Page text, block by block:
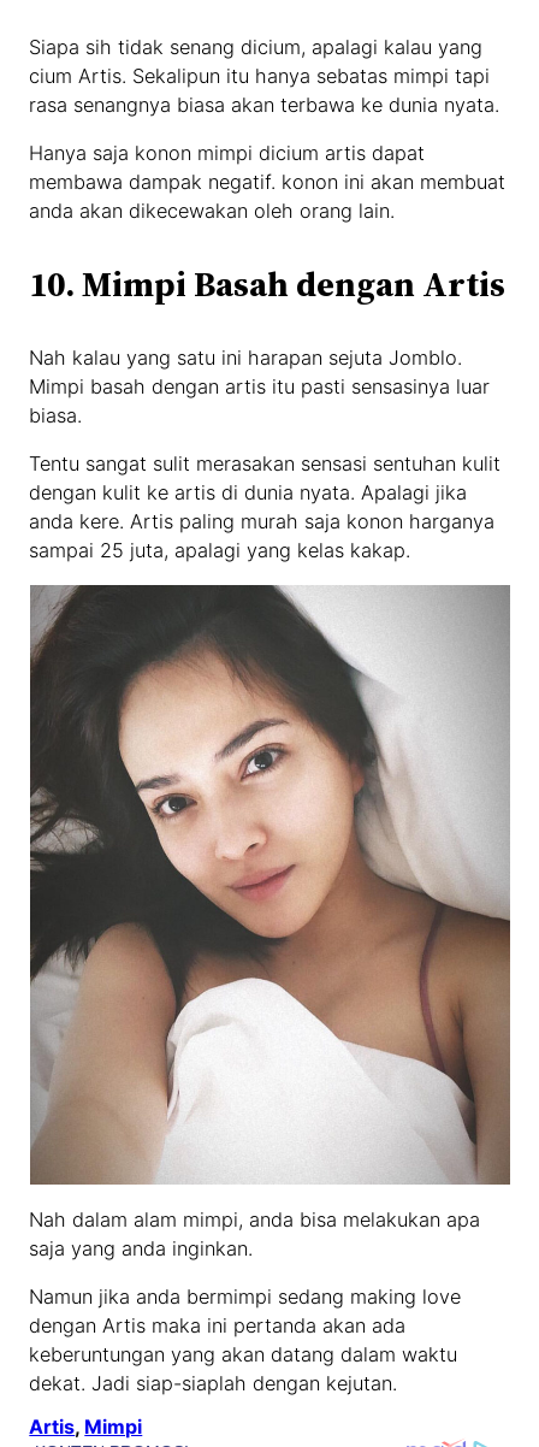
Siapa sih tidak senang dicium, apalagi kalau yang
cium Artis. Sekalipun itu hanya sebatas mimpi tapi
rasa senangnya biasa akan terbawa ke dunia nyata.
Hanya saja konon mimpi dicium artis dapat
membawa dampak negatif. konon ini akan membuat
anda akan dikecewakan oleh orang lain.
10. Mimpi Basah dengan Artis
Nah kalau yang satu ini harapan sejuta Jomblo.
Mimpi basah dengan artis itu pasti sensasinya luar
biasa.
Tentu sangat sulit merasakan sensasi sentuhan kulit
dengan kulit ke artis di dunia nyata. Apalagi jika
anda kere. Artis paling murah saja konon harganya
sampai 25 juta, apalagi yang kelas kakap.
Nah dalam alam mimpi, anda bisa melakukan apa
saja yang anda inginkan.
Namun jika anda bermimpi sedang making love
dengan Artis maka ini pertanda akan ada
keberuntungan yang akan datang dalam waktu
dekat. Jadi siap-siaplah dengan kejutan.
Artis, Mimpi